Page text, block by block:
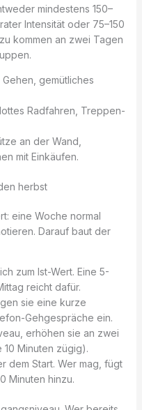
mindestens 150–
Intensität oder 75–150
kommen an zwei Tagen
gemütliches
Radfahren, Treppen-
an der Wand,
mit Einkäufen.
herbst
eine Woche normal
Darauf baut der
zum Ist-Wert. Eine 5-
reicht dafür.
sie eine kurze
Gehgespräche ein.
erhöhen sie an zwei
Minuten zügig).
dem Start. Wer mag, fügt
Minuten hinzu.